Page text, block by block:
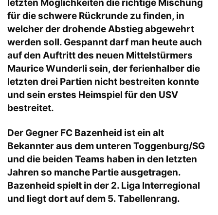
letzten Möglichkeiten die richtige Mischung
für die schwere Rückrunde zu finden, in
welcher der drohende Abstieg abgewehrt
werden soll. Gespannt darf man heute auch
auf den Auftritt des neuen Mittelstürmers
Maurice Wunderli sein, der ferienhalber die
letzten drei Partien nicht bestreiten konnte
und sein erstes Heimspiel für den USV
bestreitet.
Der Gegner FC Bazenheid ist ein alt
Bekannter aus dem unteren Toggenburg/SG
und die beiden Teams haben in den letzten
Jahren so manche Partie ausgetragen.
Bazenheid spielt in der 2. Liga Interregional
und liegt dort auf dem 5. Tabellenrang.